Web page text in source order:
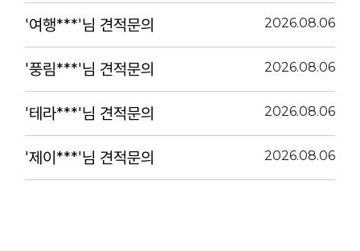
'여행***'님 견적문의 2026.08.06
'풍림***'님 견적문의 2026.08.06
'테라***'님 견적문의 2026.08.06
'제이***'님 견적문의 2026.08.06